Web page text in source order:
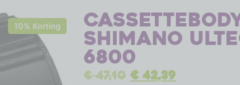
10% Korting
Shimano
6800
€47,10 €42,39